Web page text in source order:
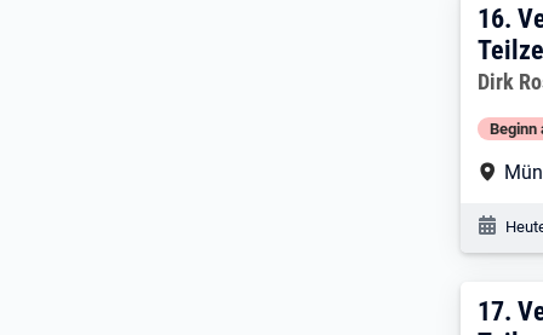
16:
16.
Dirk
Beginn
17:
17.